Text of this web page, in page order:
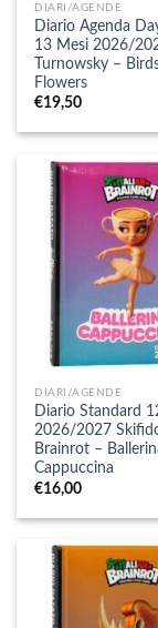
DIARI/AGENDE
Diario Agenda
13 Mesi 2026/
Turnowsky –
Flowers
€19,50
DIARI/AGENDE
Diario Standard
2026/2027
Brainrot –
Cappuccina
€16,00